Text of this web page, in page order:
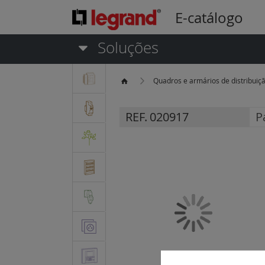
E-catálogo
Soluções
Quadros e armários de
REF. 020917